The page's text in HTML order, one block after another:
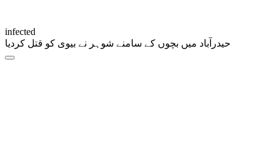
infected
حیدرآباد میں بچوں کے سامنے شوہر نے بیوی کو قتل کردیا